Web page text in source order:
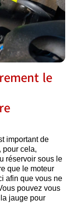
le
important de
pour cela,
réservoir sous le
que le moteur
afin que vous ne
pouvez vous
jauge pour